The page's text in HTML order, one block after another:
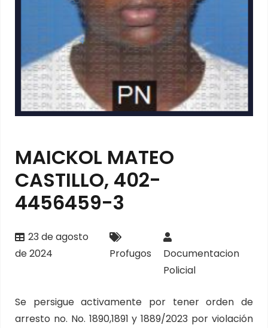
MAICKOL MATEO
CASTILLO, 402-
4456459-3
23 de agosto
de 2024
Profugos
Documentacion
Policial
Se persigue activamente por tener orden de
arresto no. No. 1890,1891 y 1889/2023 por violación